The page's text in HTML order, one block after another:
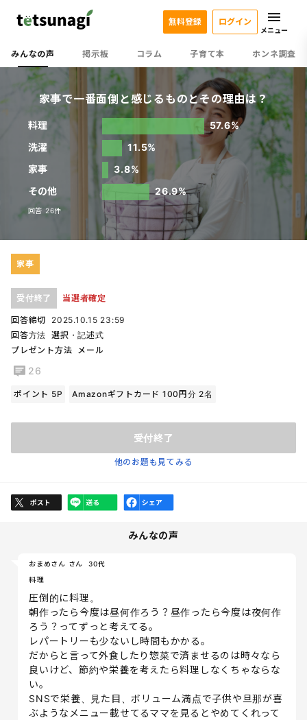
みんなの声 掲示板 コラム 子育て本 ホンネ調査
無料登録 ログイン
メニュー
家事で一番面倒と感じるものとその理由は？
料理
57.6%
洗濯
11.5%
家事
3.8%
その他
26.9%
回答 26件
家事
受付終了 当選者確定
回答締切
2025.10.15 23:59
回答方法 選択・記述式
プレゼント方法
メール
26
ポイント 5P Amazonギフトカード 100円分 2名
受付終了
他のお題も見てみる
みんなの声
おまめさん さん
30代
料理
圧倒的に料理。
朝作ったら今度は昼何作ろう？昼作ったら今度は夜何作
ろう？ってずっと考えてる。
レパートリーも少ないし時間もかかる。
だからと言って外食したり惣菜で済ませるのは時々なら
良いけど、節約や栄養を考えたら料理しなくちゃならな
い。
SNSで栄養、見た目、ボリューム満点で子供や旦那が喜
ぶようなメニュー載せてるママを見るとやめてくれって